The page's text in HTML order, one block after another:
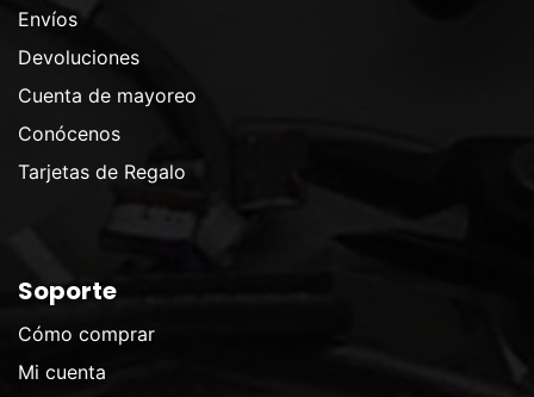
Envíos
Devoluciones
Cuenta de mayoreo
Conócenos
Tarjetas de Regalo
Soporte
Cómo comprar
Mi cuenta